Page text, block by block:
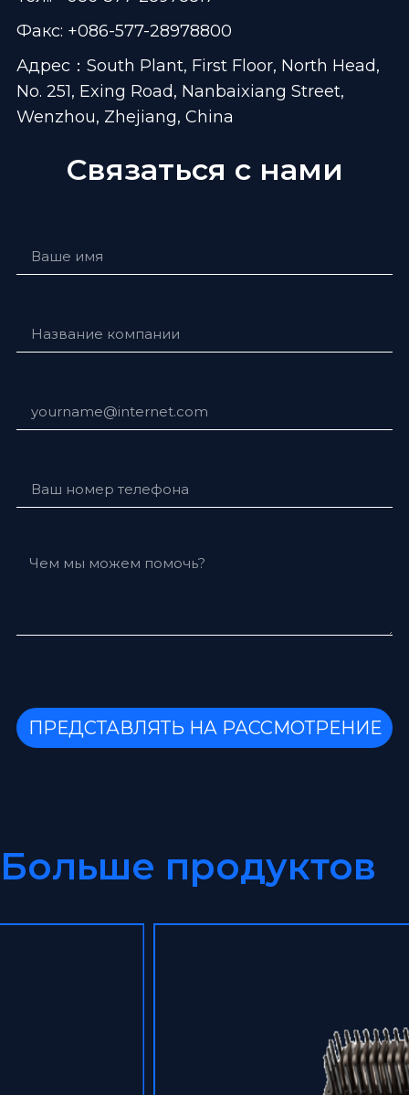
Факс: +086-577-28978800
Адрес：South Plant, First Floor, North Head,
No. 251, Exing Road, Nanbaixiang Street,
Wenzhou, Zhejiang, China
Связаться с нами
ПРЕДСТАВЛЯТЬ НА РАССМОТРЕНИЕ
Больше продуктов